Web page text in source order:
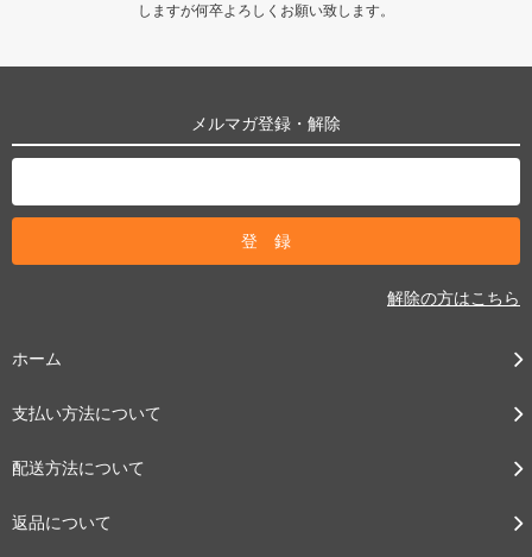
しますが何卒よろしくお願い致します。
メルマガ登録・解除
解除の方はこちら
ホーム
支払い方法について
配送方法について
返品について